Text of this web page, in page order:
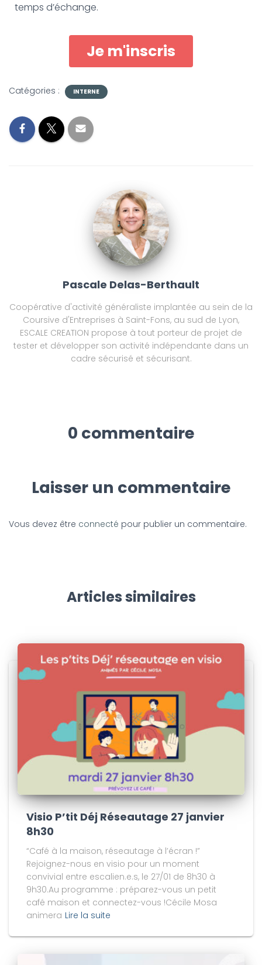
temps d’échange.
Je m'inscris
Catégories : INTERNE
Pascale Delas-Berthault
Coopérative d'activité généraliste implantée au sein de la
Coursive d'Entreprises à Saint-Fons, au sud de Lyon,
ESCALE CREATION propose à tout porteur de projet de
tester et développer son activité indépendante dans un
cadre sécurisé et sécurisant.
0 commentaire
Laisser un commentaire
Vous devez être connecté pour publier un commentaire.
Articles similaires
Visio P’tit Déj Réseautage 27 janvier
8h30
“Café à la maison, réseautage à l’écran !”
Rejoignez-nous en visio pour un moment
convivial entre escalien.e.s, le 27/01 de 8h30 à
9h30.Au programme : préparez-vous un petit
café maison et connectez-vous !Cécile Mosa
animera Lire la suite